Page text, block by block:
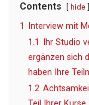
Contents hide
1
Interview mit
1.1
Ihr Studio
ergänzen sich
haben Ihre
1.2